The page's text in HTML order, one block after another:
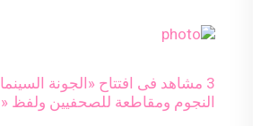
3 مشاهد فى افتتاح «الجونة
النجوم ومقاطعة للصحفيين ولفظ